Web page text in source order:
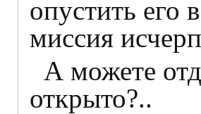
опустить его
миссия
А можете
открыто?..